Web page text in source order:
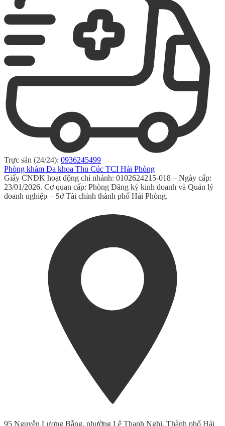
Trực sản (24/24): 0936245499
Phòng khám Đa khoa Thu Cúc TCI Hải Phòng
Giấy CNĐK hoạt động chi nhánh: 0102624215-018 – Ngày cấp:
23/01/2026. Cơ quan cấp: Phòng Đăng ký kinh doanh và Quản lý
doanh nghiệp – Sở Tài chính thành phố Hải Phòng.
95 Nguyễn Lương Bằng, phường Lê Thanh Nghị, Thành phố Hải